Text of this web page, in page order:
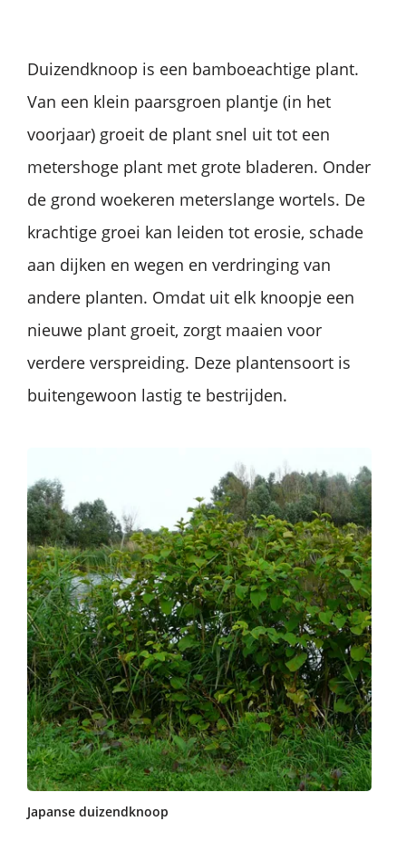
Japanse duizendknoop
Duizendknoop is een bamboeachtige plant.
Van een klein paarsgroen plantje (in het
voorjaar) groeit de plant snel uit tot een
metershoge plant met grote bladeren. Onder
de grond woekeren meterslange wortels. De
krachtige groei kan leiden tot erosie, schade
aan dijken en wegen en verdringing van
andere planten. Omdat uit elk knoopje een
nieuwe plant groeit, zorgt maaien voor
verdere verspreiding. Deze plantensoort is
buitengewoon lastig te bestrijden.